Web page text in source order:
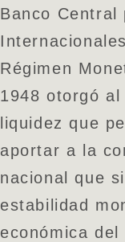
Banco Central
Régimen
1948 otorgó
liquidez que
aportar a la
nacional que
estabilidad
económica